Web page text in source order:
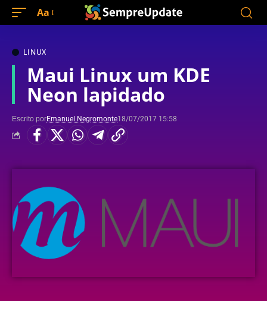
Aa
LINUX
Maui Linux um KDE
Neon lapidado
Escrito porEmanuel Negromonte18/07/2017 15:58